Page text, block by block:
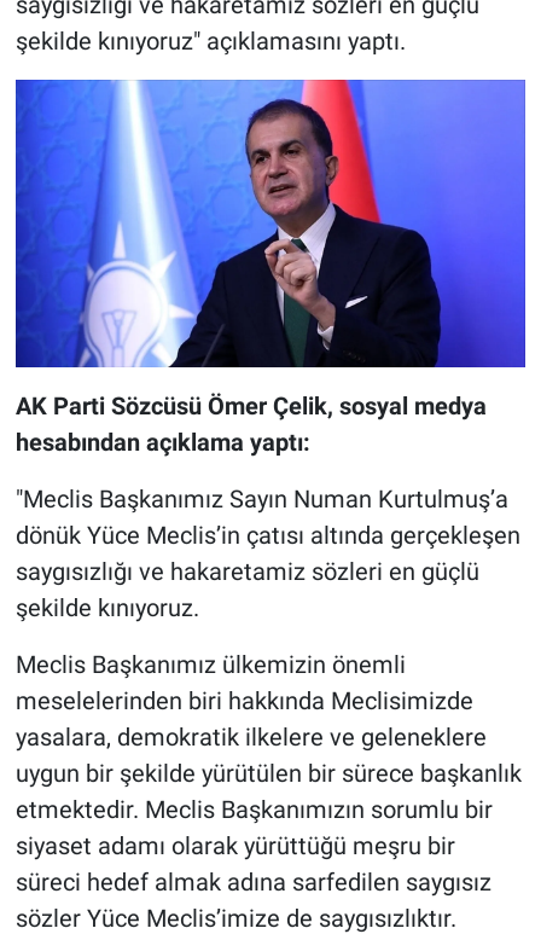
şekilde kınıyoruz" açıklamasını yaptı.
AK Parti Sözcüsü Ömer Çelik, sosyal medya
hesabından açıklama yaptı:
"Meclis Başkanımız Sayın Numan Kurtulmuş’a
dönük Yüce Meclis’in çatısı altında gerçekleşen
saygısızlığı ve hakaretamiz sözleri en güçlü
şekilde kınıyoruz.
Meclis Başkanımız ülkemizin önemli
meselelerinden biri hakkında Meclisimizde
yasalara, demokratik ilkelere ve geleneklere
uygun bir şekilde yürütülen bir sürece başkanlık
etmektedir. Meclis Başkanımızın sorumlu bir
siyaset adamı olarak yürüttüğü meşru bir
süreci hedef almak adına sarfedilen saygısız
sözler Yüce Meclis’imize de saygısızlıktır.